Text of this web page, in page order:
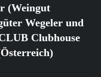
(Weingut
Wegeler und
Clubhouse